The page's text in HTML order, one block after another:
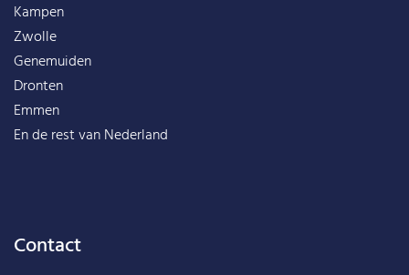
Kampen
Zwolle
Genemuiden
Dronten
Emmen
En de rest vanNederland
Contact